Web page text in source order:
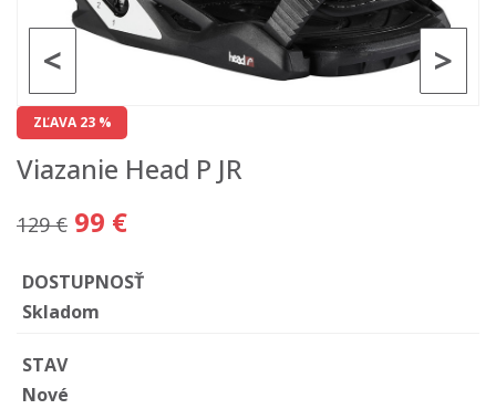
>
<
ZĽAVA 23 %
Viazanie Head P JR
129 € 99 €
DOSTUPNOSŤ
Skladom
STAV
Nové